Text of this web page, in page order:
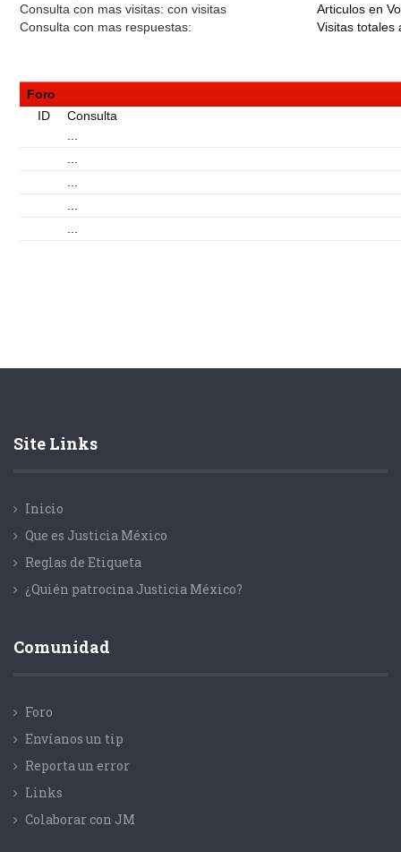
Consulta con mas visitas: con visitas
Consulta con mas respuestas:
Articulos en
Visitas totales
Foro
ID
Consulta
Site Links
Inicio
Que es Justicia México
Reglas de Etiqueta
¿Quién patrocina Justicia México?
Comunidad
Foro
Envíanos un tip
Reporta un error
Links
Colaborar con JM